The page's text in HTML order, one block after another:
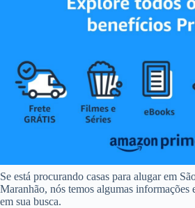
Se está procurando casas para alugar em
Maranhão, nós temos algumas informações
em sua busca.